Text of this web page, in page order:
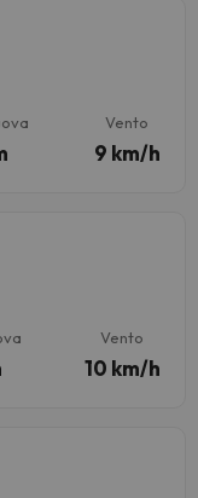
Vento
9 km/h
Vento
10 km/h